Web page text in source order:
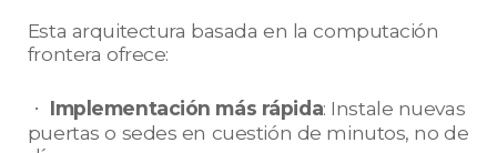
Esta arquitectura basada en la computación
frontera ofrece:
ㆍ Implementación más rápida: Instale nuevas
puertas o sedes en cuestión de minutos, no de